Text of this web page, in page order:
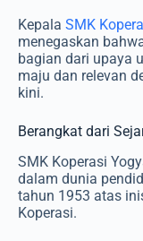
Kepala SMK
menegaskan
bagian dari upaya
maju dan relevan
kini.
Berangkat dari
SMK Koperasi
dalam dunia
tahun 1953 atas
Koperasi.